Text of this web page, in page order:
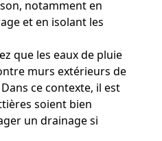
notamment en
et en isolant les
que les eaux de pluie
murs extérieurs de
ce contexte, il est
soient bien
un drainage si